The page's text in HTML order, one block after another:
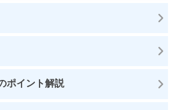
ポイント解説